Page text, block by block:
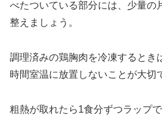
べたついている部分には、少量の
整えましょう。
調理済みの鶏胸肉を冷凍するとき
時間室温に放置しないことが大切
粗熱が取れたら1食分ずつラップ